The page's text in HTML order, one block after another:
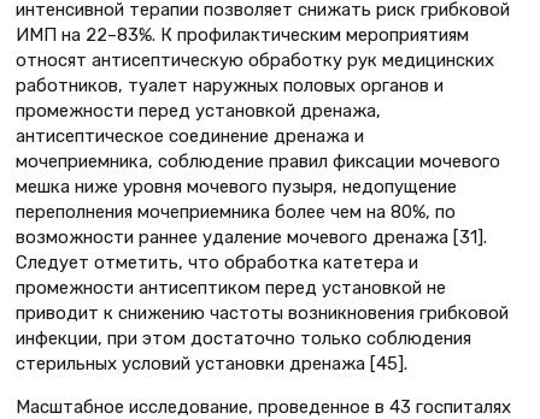
интенсивной терапии позволяет снижать риск грибковой
ИМП на 22–83%. К профилактическим мероприятиям
относят антисептическую обработку рук медицинских
работников, туалет наружных половых органов и
промежности перед установкой дренажа,
антисептическое соединение дренажа и
мочеприемника, соблюдение правил фиксации мочевого
мешка ниже уровня мочевого пузыря, недопущение
переполнения мочеприемника более чем на 80%, по
возможности раннее удаление мочевого дренажа [31].
Следует отметить, что обработка катетера и
промежности антисептиком перед установкой не
приводит к снижению частоты возникновения грибковой
инфекции, при этом достаточно только соблюдения
стерильных условий установки дренажа [45].
Масштабное исследование, проведенное в 43 госпиталях